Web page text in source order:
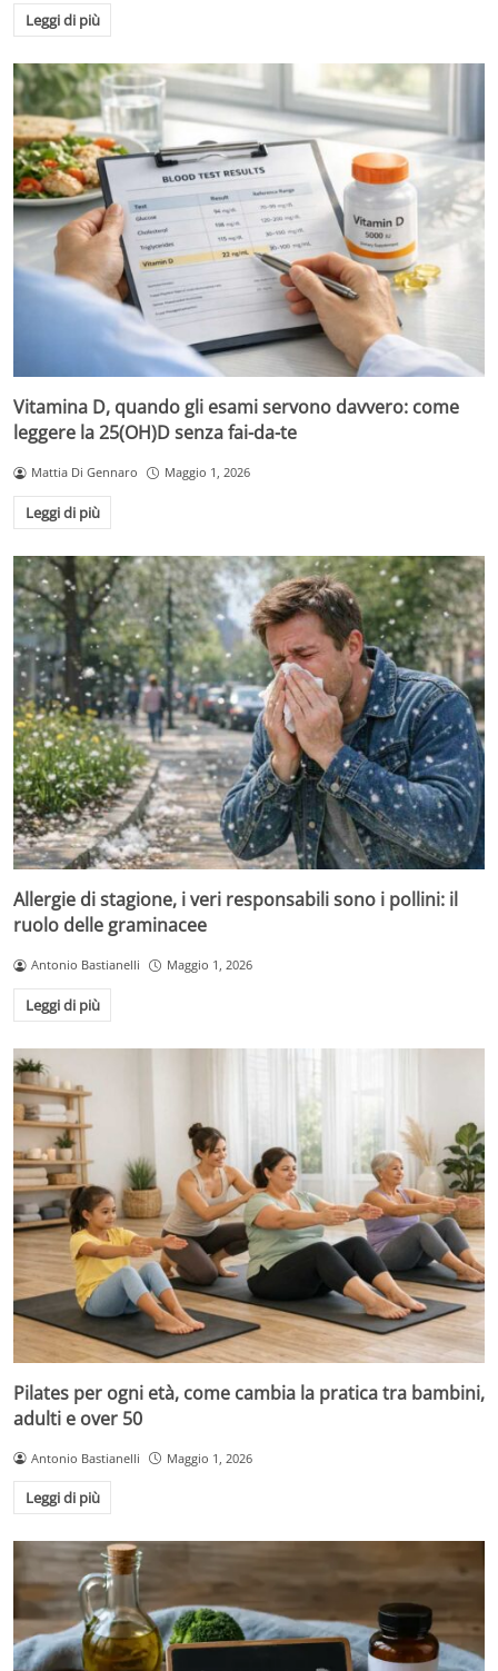
Leggi di più
Vitamina D, quando gli esami servono davvero: come
leggere la 25(OH)D senza fai-da-te
Mattia Di Gennaro Maggio 1, 2026
Leggi di più
Allergie di stagione, i veri responsabili sono i pollini: il
ruolo delle graminacee
Antonio Bastianelli Maggio 1, 2026
Leggi di più
Pilates per ogni età, come cambia la pratica tra bambini,
adulti e over 50
Antonio Bastianelli Maggio 1, 2026
Leggi di più